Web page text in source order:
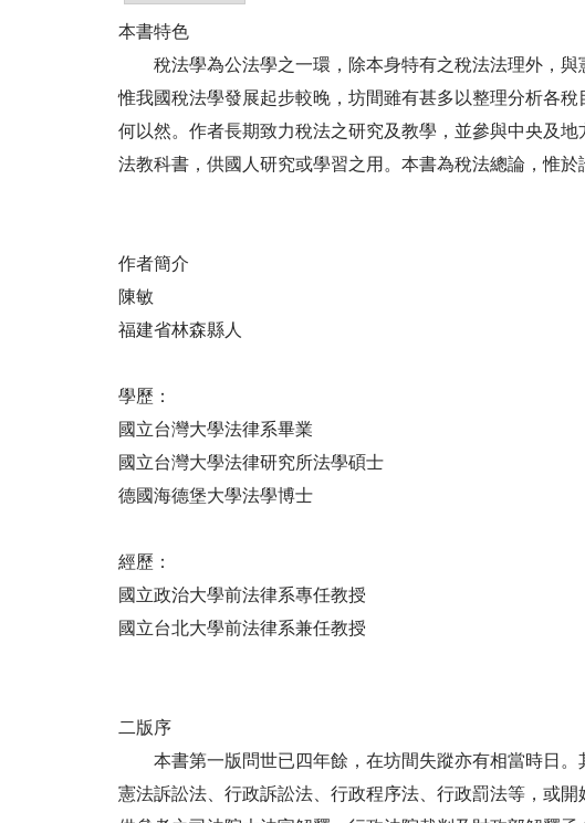
本書特色
稅法學為公法學之一環，除本身特有之稅法法理外，與
惟我國稅法學發展起步較晚，坊間雖有甚多以整理分析各
何以然。作者長期致力稅法之研究及教學，並參與中央及
法教科書，供國人研究或學習之用。本書為稅法總論，惟
作者簡介
陳敏
福建省林森縣人
學歷：
國立台灣大學法律系畢業
國立台灣大學法律研究所法學碩士
德國海德堡大學法學博士
經歷：
國立政治大學前法律系專任教授
國立台北大學前法律系兼任教授
二版序
本書第一版問世已四年餘，在坊間失蹤亦有相當時日。
憲法訴訟法、行政訴訟法、行政程序法、行政罰法等，或